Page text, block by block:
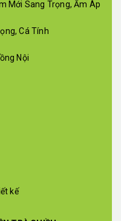
Mới Sang Trọng, Ấm Áp
Cá Tính
Nội
kế